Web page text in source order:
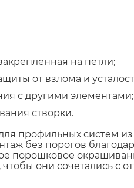
на петли;
от взлома и
с другими элементами;
створки.
профильных систем
без порогов
порошковое
они сочетались с